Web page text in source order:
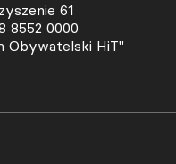
61
8552 0000
Obywatelski HiT"